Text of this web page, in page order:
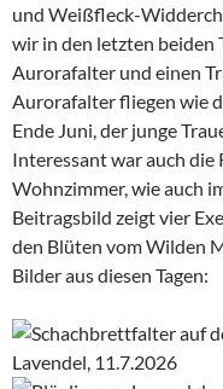
und Weißfleck-
wir in den letzten beiden
Aurorafalter und einen
Aurorafalter fliegen wie
Ende Juni, der junge
Interessant war auch die
Wohnzimmer, wie auch
Beitragsbild zeigt vier
den Blüten vom Wilden
Bilder aus diesen Tagen: